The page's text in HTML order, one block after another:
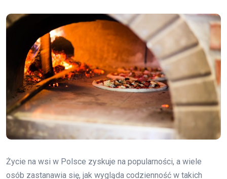
Życie na wsi w Polsce zyskuje na popularności, a wiele
osób zastanawia się, jak wygląda codzienność w takich